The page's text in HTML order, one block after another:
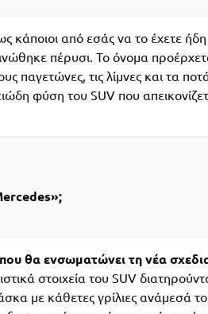
κάποιοι από εσάς να το έχετε
πέρυσι. Το όνομα
παγετώνες, τις λίμνες και τα
φύση του SUV που
θα ενσωματώνει τη νέα
στοιχεία του SUV
με κάθετες γρίλιες ανάμεσά